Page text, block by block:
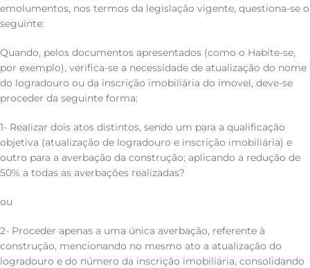
emolumentos, nos termos da legislação vigente, questiona-se o
seguinte:
Quando, pelos documentos apresentados (como o Habite-se,
por exemplo), verifica-se a necessidade de atualização do nome
do logradouro ou da inscrição imobiliária do imovel, deve-se
proceder da seguinte forma:
1- Realizar dois atos distintos, sendo um para a qualificação
objetiva (atualização de logradouro e inscrição imobiliária) e
outro para a averbação da construção; aplicando a redução de
50% a todas as averbações realizadas?
ou
2- Proceder apenas a uma única averbação, referente à
construção, mencionando no mesmo ato a atualização do
logradouro e do número da inscrição imobiliária, consolidando